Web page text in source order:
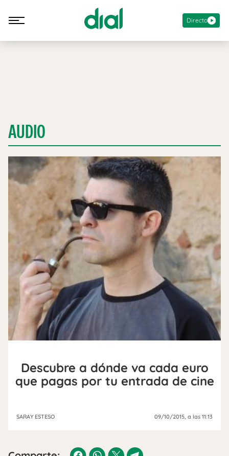
Directo
AUDIO
Descubre a dónde va cada euro
que pagas por tu entrada de cine
SARAY ESTESO 09/10/2015, a las 11:13